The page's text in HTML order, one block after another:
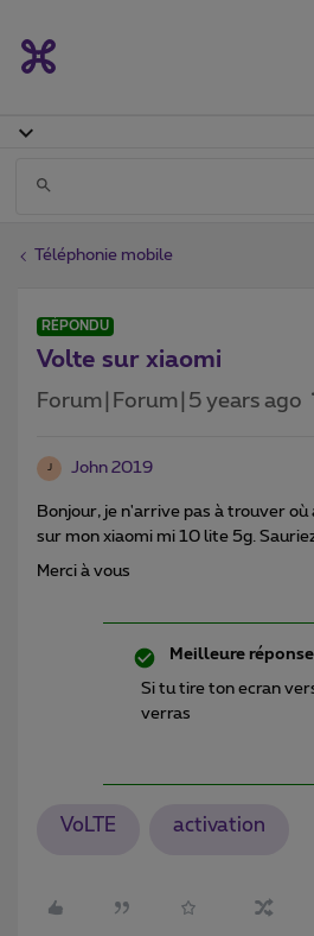
Téléphonie mobile
RÉPONDU
Volte sur xiaomi
Forum|Forum|5 years ago
J John 2019
Bonjour, je n'arrive pas à trouver
sur mon xiaomi mi 10 lite 5g.
Merci à vous
Meilleure
Si tu tire ton ecran
verras
VoLTE activation